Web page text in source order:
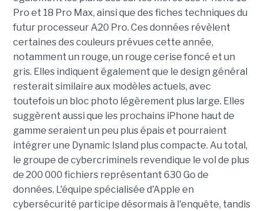
Pro et 18 Pro Max, ainsi que des fiches techniques du
futur processeur A20 Pro. Ces données révèlent
certaines des couleurs prévues cette année,
notamment un rouge, un rouge cerise foncé et un
gris. Elles indiquent également que le design général
resterait similaire aux modèles actuels, avec
toutefois un bloc photo légèrement plus large. Elles
suggèrent aussi que les prochains iPhone haut de
gamme seraient un peu plus épais et pourraient
intégrer une Dynamic Island plus compacte. Au total,
le groupe de cybercriminels revendique le vol de plus
de 200 000 fichiers représentant 630 Go de
données. L'équipe spécialisée d'Apple en
cybersécurité participe désormais à l'enquête, tandis